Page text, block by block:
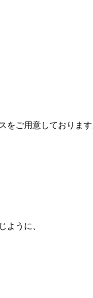
をご用意しておりま
ように、